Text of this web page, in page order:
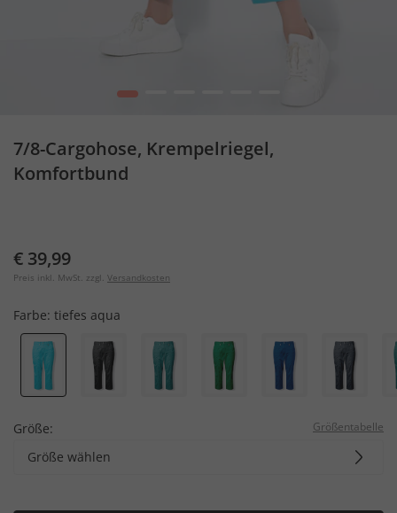
1
7/8-Cargohose, Krempelriegel,
Komfortbund
€ 39,99
Preis inkl. MwSt. zzgl. Versandkosten
Farbe: tiefes aqua
Größe: Größentabelle
Größe wählen